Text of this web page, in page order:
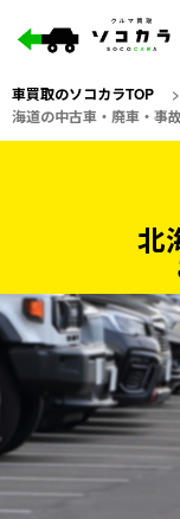
車買取のソコカラTOP
海道の中古車・廃車・事
の
ソコカラの
電話か出張か、高い方
だから高価買取!
北
無
ご依頼いただ